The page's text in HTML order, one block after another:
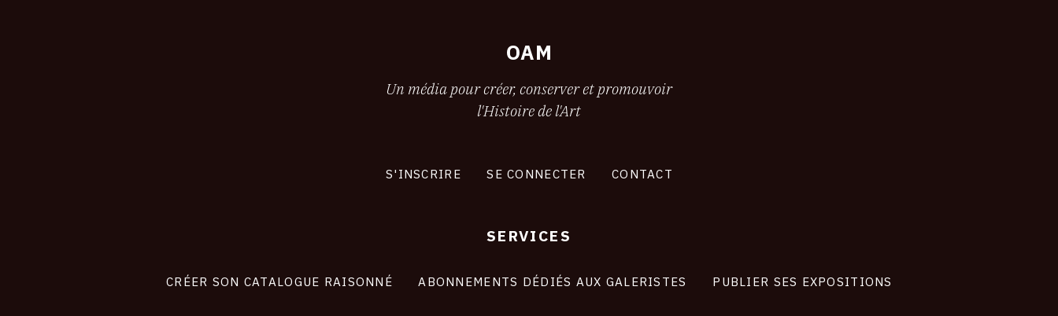
OAM
Un média pour créer, conserver et promouvoir
l'Histoire de l'Art
S'INSCRIRE SE CONNECTER CONTACT
SERVICES
CRÉER SON CATALOGUE RAISONNÉ ABONNEMENTS DÉDIÉS AUX GALERISTES PUBLIER SES EXPOSITIONS